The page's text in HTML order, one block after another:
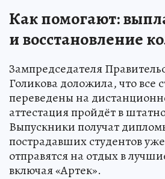
Как помогают:
и восстановление
Зампредседателя
Голикова доложила, что все
переведены на
аттестация пройдёт в
Выпускники получат
пострадавших студентов
отправятся на отдых в
включая «Артек».